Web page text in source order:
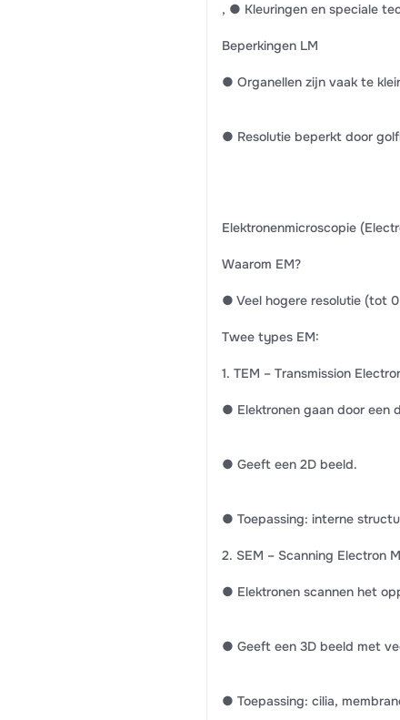
, ● Kleuringen en speciale
Beperkingen LM
● Organellen zijn vaak te
● Resolutie beperkt door
Elektronenmicroscopie
Waarom EM?
● Veel hogere resolutie (tot
Twee types EM:
1. TEM – Transmission
● Elektronen gaan door een
● Geeft een 2D beeld.
● Toepassing: interne
2. SEM – Scanning Electron
● Elektronen scannen het
● Geeft een 3D beeld met
● Toepassing: cilia,